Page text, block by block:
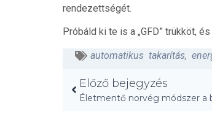
rendezettségét.
Próbáld ki te is a „GFD” trükköt,
automatikus takarítás,
Előző bejegyzés